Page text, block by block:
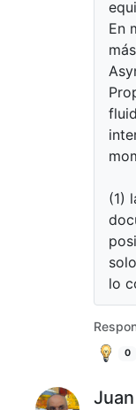
En
(1)
lo
0